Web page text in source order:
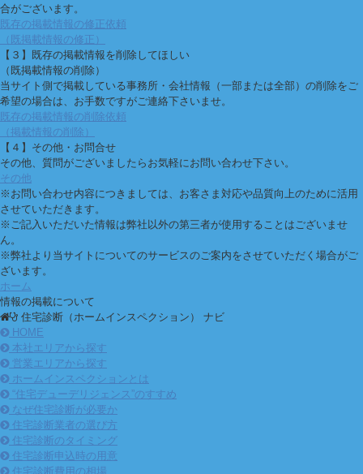
合がございます。
既存の掲載情報の修正依頼
（既掲載情報の修正）
【３】既存の掲載情報を削除してほしい
（既掲載情報の削除）
当サイト側で掲載している事務所・会社情報（一部または全部）の削除をご
希望の場合は、お手数ですがご連絡下さいませ。
既存の掲載情報の削除依頼
（掲載情報の削除）
【４】その他・お問合せ
その他、質問がございましたらお気軽にお問い合わせ下さい。
その他
※お問い合わせ内容につきましては、お客さま対応や品質向上のために活用
させていただきます。
※ご記入いただいた情報は弊社以外の第三者が使用することはございませ
ん。
※弊社より当サイトについてのサービスのご案内をさせていただく場合がご
ざいます。
ホーム
情報の掲載について
住宅診断（ホームインスペクション） ナビ
HOME
本社エリアから探す
営業エリアから探す
ホームインスペクションとは
“住宅デューデリジェンス”のすすめ
なぜ住宅診断が必要か
住宅診断業者の選び方
住宅診断のタイミング
住宅診断申込時の用意
住宅診断費用の相場